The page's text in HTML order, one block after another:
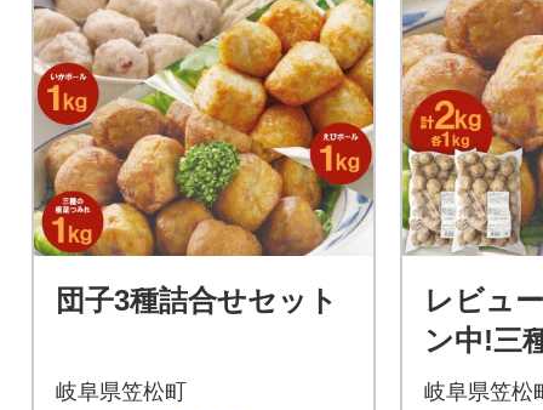
団子3種詰合せセット
岐阜県笠松町
レビュ
ン中!三
れ2パッ
岐阜県笠松